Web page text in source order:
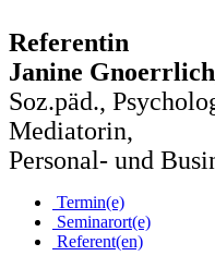
Referentin
Janine
Soz.päd.,
Mediatorin,
Personal- und
Termin(e)
Seminarort(e)
Referent(en)